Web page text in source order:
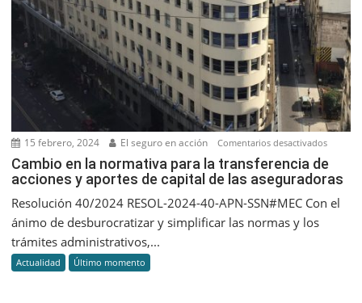
sería
15 febrero, 2024 El seguro en acción Comentarios desactivadosen
Cambio
en
Cambio en la normativa para la transferencia de
acciones y aportes de capital de las aseguradoras
Resolución 40/2024 RESOL-2024-40-APN-SSN#MEC Con el
ánimo de desburocratizar y simplificar las normas y los
trámites administrativos,...
Actualidad Último momento